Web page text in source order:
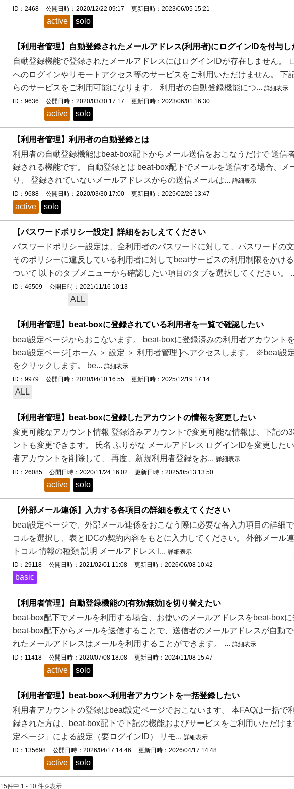
ID：2468
公開日時：2020/12/22 09:17 更新日時：2023/06/05 15:21
active solo
【利用者管理】自動登録されたメールアドレス(利用者)にログインIDを付与し
自動登録機能で登録されたメールアドレスにはログインIDが存在しません。
へのログインやリモートアクセス等のサービスをご利用いただけません。 下
らのサービスをご利用可能になります。 利用者の自動登録機能につ... 詳細表示
ID：9636
公開日時：2020/03/30 17:17 更新日時：2023/06/01 16:30
active solo
【利用者管理】利用者の自動登録とは
利用者の自動登録機能はbeat-box配下からメール送信をおこなうだけで 送信
録される機能です。 自動登録とは beat-box配下でメールを送信する場合、
り、 登録されていないメールアドレスからの送信メールは... 詳細表示
ID：9688
公開日時：2020/03/30 17:00 更新日時：2025/02/26 13:47
active solo
【パスワードポリシー設定】詳細をおしえてください
パスワードポリシー設定は、全利用者のパスワードに対して、パスワードの
そのポリシーに違反している利用者に対してbeatサービスの利用制限をかけ
ついて 以下のタブメニューから確認したい項目のタブを選択してください。
ID：46509
公開日時：2021/11/16 10:13
ALL
【利用者管理】beat-boxに登録されている利用者を一覧で確認したい
beat設定ページからおこないます。 beat-boxに登録済みの利用者アカウント
beat設定ページ[ ホーム ＞ 設定 ＞ 利用者管理 ]へアクセスします。 ※beat設
をクリックします。 be... 詳細表示
ID：9979
公開日時：2020/04/10 16:55 更新日時：2025/12/19 17:14
ALL
【利用者管理】beat-boxに登録したアカウントの情報を変更したい
変更可能なアカウント情報 登録済みアカウントで変更可能な情報は、下記の
ントも変更できます。 氏名 ふりがな メールアドレス ログインIDを変更した
者アカウントを削除して、 再度、新規利用者登録をお... 詳細表示
ID：26085
公開日時：2020/11/24 16:02 更新日時：2025/05/13 13:50
active solo
【外部メール連係】入力する各項目の詳細を教えてください
beat設定ページで、外部メール連係をおこなう際に必要な各入力項目の詳細
コルを選択し、表とIDCの契約内容をもとに入力してください。 外部メール
トコル 情報の種類 説明 メールアドレス I... 詳細表示
ID：29118
公開日時：2021/02/01 11:08 更新日時：2026/06/08 10:42
basic
【利用者管理】自動登録機能の[有効/無効]を切り替えたい
beat-box配下でメールを利用する場合、お使いのメールアドレスをbeat-box
beat-box配下からメールを送信することで、送信者のメールアドレスが自動
れたメールアドレスはメールを利用することができます。 ... 詳細表示
ID：11418
公開日時：2020/07/08 18:08 更新日時：2024/11/08 15:47
active solo
【利用者管理】beat-boxへ利用者アカウントを一括登録したい
利用者アカウントの登録はbeat設定ページでおこないます。 本FAQは一括で
録された方は、beat-box配下で下記の機能およびサービスをご利用いただけ
定ページ」による設定（要ログインID） リモ... 詳細表示
ID：135698
公開日時：2026/04/17 14:46 更新日時：2026/04/17 14:48
active solo
15件中 1 - 10 件を表示